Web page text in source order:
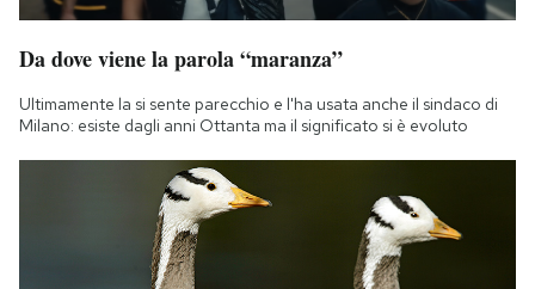
Da dove viene la parola “maranza”
Ultimamente la si sente parecchio e l'ha usata anche il sindaco di
Milano: esiste dagli anni Ottanta ma il significato si è evoluto